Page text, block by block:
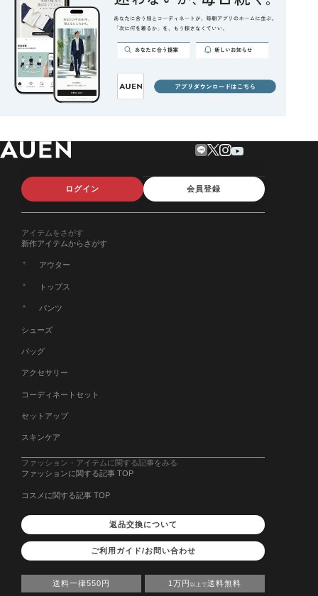
ログイン 会員登録
アイテムをさがす
新作アイテムからさがす
アウター
トップス
パンツ
シューズ
バッグ
アクセサリー
コーディネートセット
セットアップ
スキンケア
ファッション・アイテムに関する記事をみる
ファッションに関する記事 TOP
コスメに関する記事 TOP
返品交換について
ご利用ガイド/お問い合わせ
送料一律550円 1万円 以上で送料無料